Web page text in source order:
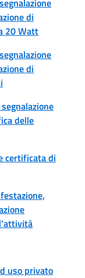
di
20 Watt
di
delle
certificata di
uso privato